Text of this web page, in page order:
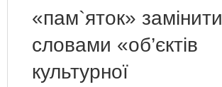
«пам`яток» замінити
словами «об’єктів
культурної